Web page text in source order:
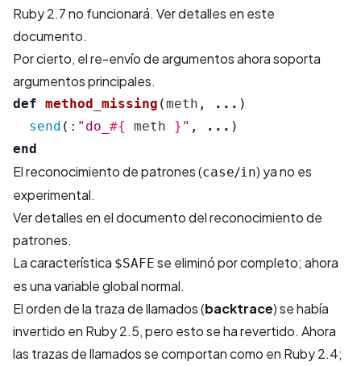
Ruby 2.7 no funcionará. Ver detalles en este
documento.
Por cierto, el re-envío de argumentos ahora soporta
argumentos principales.
def method_missing (meth , ... )
send ( :"do_ #{ meth } " , ... )
end
El reconocimiento de patrones (case/in) ya no es
experimental.
Ver detalles en eldocumento del reconocimiento de
patrones.
La característica $SAFE se eliminó por completo; ahora
es una variable global normal.
El orden de la traza de llamados (backtrace) se había
invertido en Ruby 2.5, pero esto se ha revertido. Ahora
las trazas de llamados se comportan como en Ruby 2.4;